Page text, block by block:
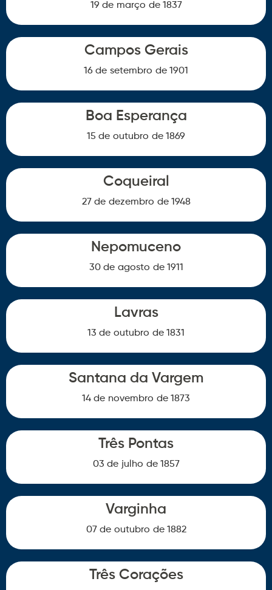
19 de março de 1837
Campos Gerais
16 de setembro de 1901
Boa Esperança
15 de outubro de 1869
Coqueiral
27 de dezembro de 1948
Nepomuceno
30 de agosto de 1911
Lavras
13 de outubro de 1831
Santana da Vargem
14 de novembro de 1873
Três Pontas
03 de julho de 1857
Varginha
07 de outubro de 1882
Três Corações